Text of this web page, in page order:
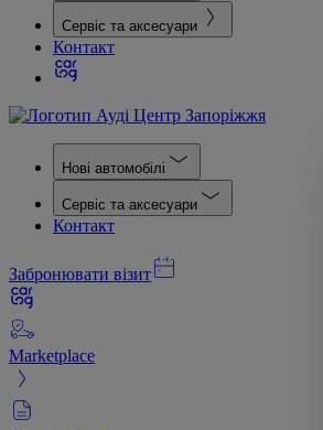
Сервіс та аксесуари
Контакт
Нові автомобілі
Сервіс та аксесуари
Контакт
Забронювати візит
Marketplace